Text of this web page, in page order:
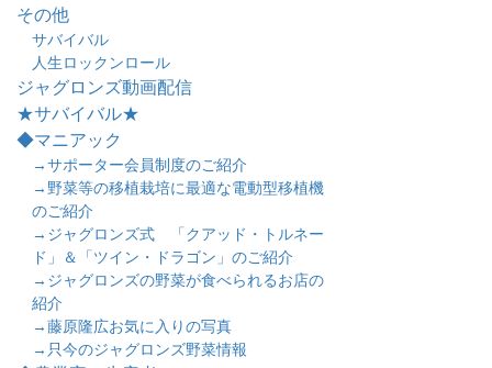
その他
サバイバル
人生ロックンロール
ジャグロンズ動画配信
★サバイバル★
◆マニアック
→サポーター会員制度のご紹介
→野菜等の移植栽培に最適な電動型移植機
のご紹介
→ジャグロンズ式 「クアッド・トルネー
ド」＆「ツイン・ドラゴン」のご紹介
→ジャグロンズの野菜が食べられるお店の
紹介
→藤原隆広お気に入りの写真
→只今のジャグロンズ野菜情報